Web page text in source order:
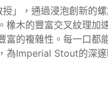
」，通過浸泡創新的
木的豐富交叉紋理加
富的複雜性。每一口都
為Imperial Stout的深